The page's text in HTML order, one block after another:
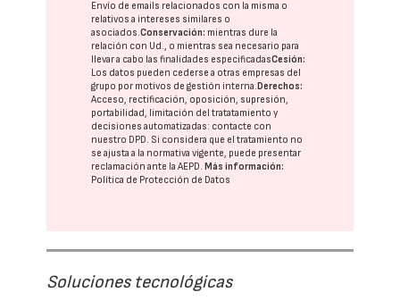
Envío de emails relacionados con la misma o
relativos a intereses similares o
asociados.Conservación: mientras dure la
relación con Ud., o mientras sea necesario para
llevar a cabo las finalidades especificadasCesión:
Los datos pueden cederse a otras empresas del
grupo por motivos de gestión interna.Derechos:
Acceso, rectificación, oposición, supresión,
portabilidad, limitación del tratatamiento y
decisiones automatizadas: contacte con
nuestro DPD. Si considera que el tratamiento no
se ajusta a la normativa vigente, puede presentar
reclamación ante laAEPD.Más información:
Política de Protección de Datos
Soluciones tecnológicas